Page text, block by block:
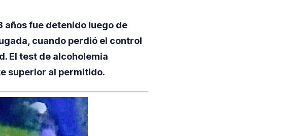
años fue detenido luego de
cuando perdió el control
El test de alcoholemia
superior al permitido.